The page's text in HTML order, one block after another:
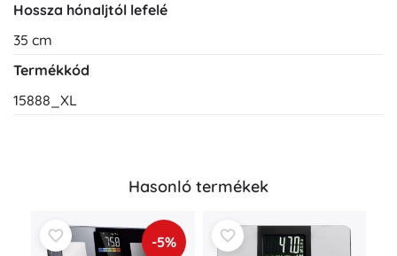
Hossza hónaljtól lefelé
35 cm
Termékkód
15888_XL
Hasonló termékek
-5%